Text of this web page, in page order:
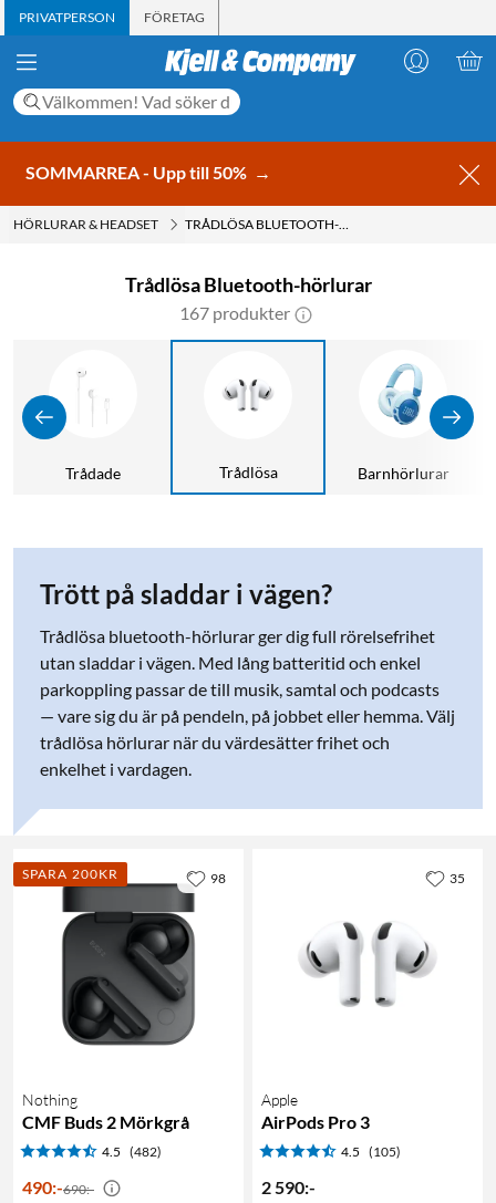
PRIVATPERSON FÖRETAG
SOMMARREA - Upp till 50% →
HÖRLURAR & HEADSET TRÅDLÖSA BLUETOOTH-HÖRLURAR
Trådlösa Bluetooth-hörlurar
167 produkter
Trådade Trådlösa Barnhörlurar
Trött på sladdar i vägen?
Trådlösa bluetooth-hörlurar ger dig full rörelsefrihet
utan sladdar i vägen. Med lång batteritid och enkel
parkoppling passar de till musik, samtal och podcasts
— vare sig du är på pendeln, på jobbet eller hemma. Välj
trådlösa hörlurar när du värdesätter frihet och
enkelhet i vardagen.
SPARA 200KR
Nothing
CMF Buds 2 Mörkgrå
4.5 (482)
490:-690:-
98
Apple
AirPods Pro 3
4.5 (105)
2 590:-
35